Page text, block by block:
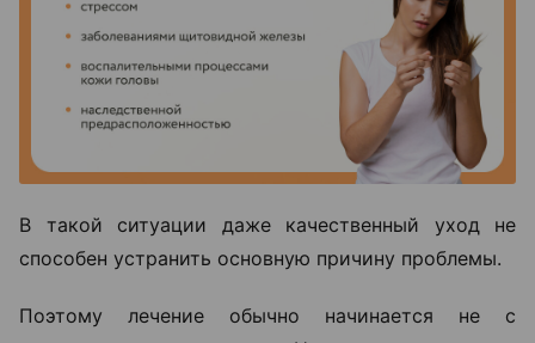
В такой ситуации даже качественный уход не
способен устранить основную причину проблемы.
Поэтому лечение обычно начинается не с